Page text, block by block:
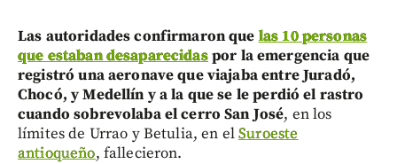
Las autoridades confirmaron que las 10 personas
que estaban desaparecidaspor la emergencia que
registró una aeronave que viajaba entre Juradó,
Chocó, y Medellín y a la que se le perdió el rastro
cuando sobrevolaba el cerro San José, en los
límites de Urrao y Betulia, en elSuroeste
antioqueño, fallecieron.